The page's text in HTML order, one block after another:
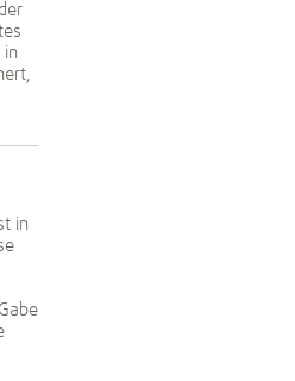
in
in